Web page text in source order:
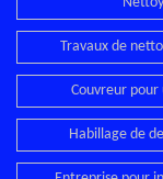
Travaux de
Couvreur
Habillage de